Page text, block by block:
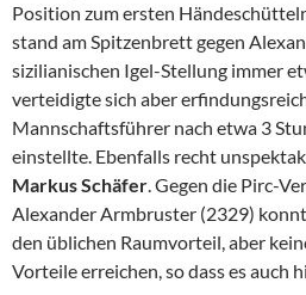
Position zum ersten
stand am Spitzenbrett gegen
sizilianischen Igel-Stellung immer
verteidigte sich aber
Mannschaftsführer nach etwa 3
einstellte. Ebenfalls recht
Markus Schäfer. Gegen die Pirc-
Alexander Armbruster (2329)
den üblichen Raumvorteil, aber
Vorteile erreichen, so dass es auch